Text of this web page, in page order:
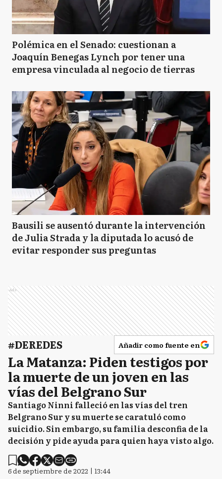
Polémica en el Senado: cuestionan a
Joaquín Benegas Lynch por tener una
empresa vinculada al negocio de tierras
Bausili se ausentó durante la intervención
de Julia Strada y la diputada lo acusó de
evitar responder sus preguntas
Ads
#DEREDES Añadir como fuente en
La Matanza: Piden testigos por
la muerte de un joven en las
vías del Belgrano Sur
Santiago Ninni falleció en las vías del tren
Belgrano Sur y su muerte se caratuló como
suicidio. Sin embargo, su familia desconfia de la
decisión y pide ayuda para quien haya visto algo.
6 de septiembre de 2022 | 13:44